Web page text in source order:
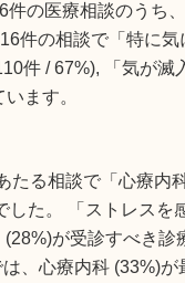
の医療相談のうち
件の相談で「特に気
件 / 67%), 「気が滅
ます。
たる相談で「心療内
た。 「ストレスを
が受診すべき診
、心療内科 (33%)が
東京都中野区
中野富士見町耳鼻咽喉
岡 亮太
特に先生が力を入れて
積んできたこともあ
、難聴や突発性難聴、
中耳炎をはじめ、耳鳴り
やめまいなどの診断・治
には特に力を入れてい